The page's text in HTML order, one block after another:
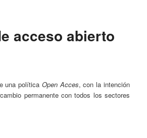
UNAM
acceso abierto
una política Open Acces, con la intención
permanente con todos los sectores